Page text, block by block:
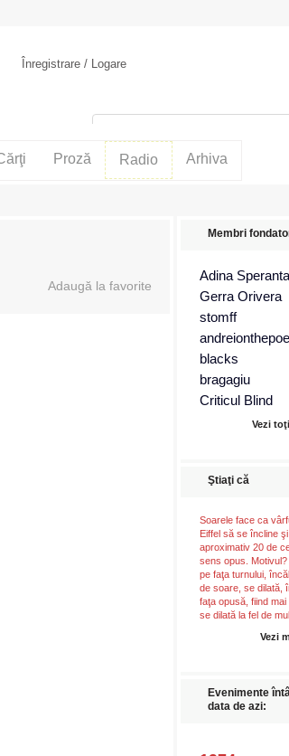
Înregistrare / Logare
Proză Radio Arhiva
Membri
Adina Speranta
Gerra Orivera
stomff
blacks
bragagiu
Criticul Blind
Vezi
Ştiaţi că
Soarele face ca
Eiffel să se încline
aproximativ 20 de
sens opus. Motivul?
pe faţa turnului,
de soare, se dilată,
faţa opusă, fiind mai
se dilată la fel de
Vezi
Evenimente
data de azi: